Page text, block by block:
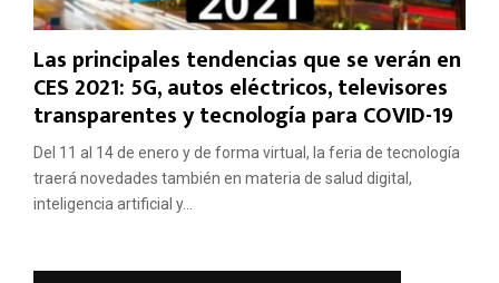
Las principales tendencias que se verán en
CES 2021: 5G, autos eléctricos, televisores
transparentes y tecnología para COVID-19
Del 11 al 14 de enero y de forma virtual, la feria de tecnología
traerá novedades también en materia de salud digital,
inteligencia artificial y...